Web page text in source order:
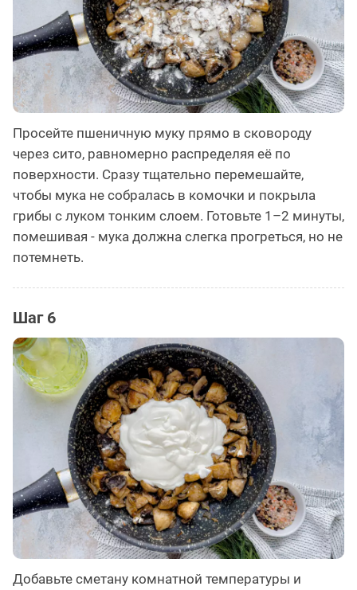
Просейте пшеничную муку прямо в сковороду
через сито, равномерно распределяя её по
поверхности. Сразу тщательно перемешайте,
чтобы мука не собралась в комочки и покрыла
грибы с луком тонким слоем. Готовьте 1–2 минуты,
помешивая - мука должна слегка прогреться, но не
потемнеть.
Шаг 6
Добавьте сметану комнатной температуры и